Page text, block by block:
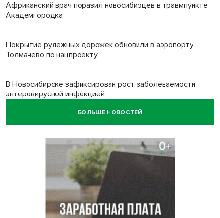
Африканский врач поразил новосибирцев в травмпункте
Академгородка
Покрытие рулежных дорожек обновили в аэропорту
Толмачево по нацпроекту
В Новосибирске зафиксирован рост заболеваемости
энтеровирусной инфекцией
В Новосибирске осудили внука за продажу дедова ружья
В Новосибирске по КРТ сдали первую очередь
миниполиса «Фора»
О пустырях в центре Новосибирска из-за лимита
площади КРТ предупредили эксперты
БОЛЬШЕ НОВОСТЕЙ